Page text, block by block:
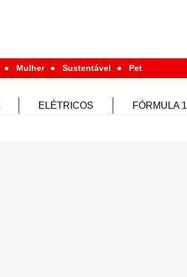
Mulher Sustentável Pet
ELÉTRICOS FÓRMULA 1